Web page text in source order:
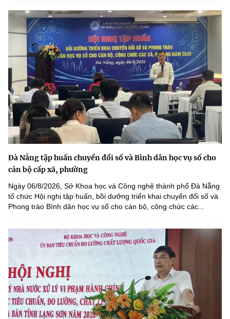
Đà Nẵng tập huấn chuyển đổi số và Bình dân học vụ số cho
cán bộ cấp xã, phường
Ngày 06/8/2026, Sở Khoa học và Công nghệ thành phố Đà Nẵng
tổ chức Hội nghị tập huấn, bồi dưỡng triển khai chuyển đổi số và
Phong trào Bình dân học vụ số cho cán bộ, công chức các...